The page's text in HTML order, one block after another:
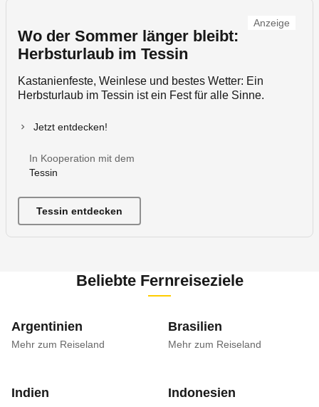
Anzeige
Wo der Sommer länger bleibt:
Herbsturlaub im Tessin
Kastanienfeste, Weinlese und bestes Wetter: Ein
Herbsturlaub im Tessin ist ein Fest für alle Sinne.
Jetzt entdecken!
In Kooperation mit dem
Tessin
Tessin entdecken
Beliebte Fernreiseziele
Argentinien
Mehr zum Reiseland
Brasilien
Mehr zum Reiseland
Indien Indonesien